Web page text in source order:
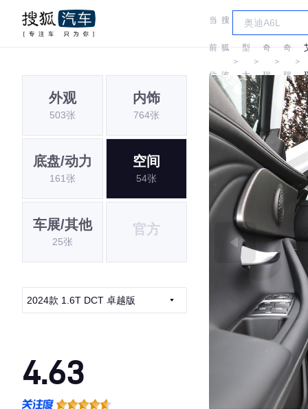
当
前
位
置:
搜
狐
汽
车
＞
车
型
大
全
＞
奇
瑞
＞
奇
瑞
＞
8
外观
503张
内饰
764张
底盘/动力
161张
空间
54张
车展/其他
25张
官方
2024款 1.6T DCT 卓越版
4.63